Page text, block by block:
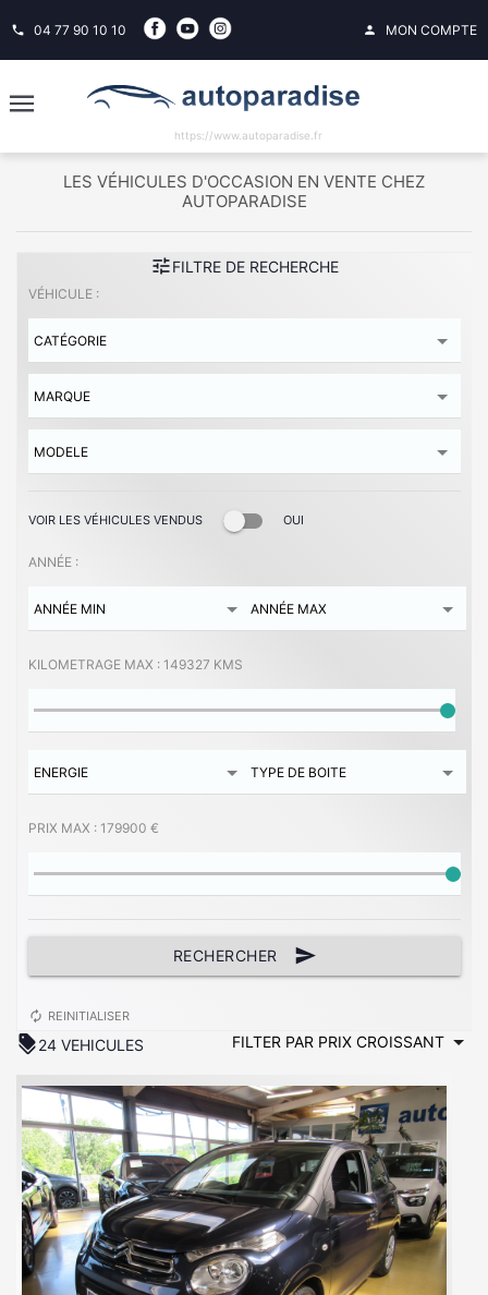
phone 04 77 90 10 10 person MON COMPTE
https://www.autoparadise.fr
LES VÉHICULES D'OCCASION EN VENTE CHEZ
AUTOPARADISE
tuneFILTRE DE RECHERCHE
VÉHICULE :
VOIR LES VÉHICULES VENDUS OUI
ANNÉE :
KILOMETRAGE MAX : 149327 KMS
PRIX MAX : 179900 €
RECHERCHER send
autorenew REINITIALISER
discount24 VEHICULES